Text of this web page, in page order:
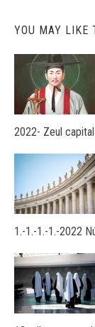
YOU MAY LIKE
2022- Zeul
1.-1.-1.-1.-2022